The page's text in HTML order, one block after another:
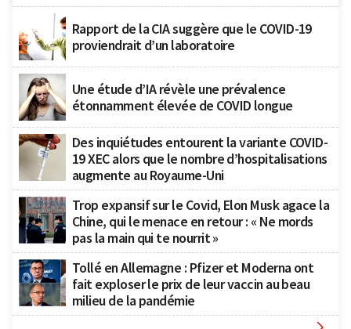
Rapport de la CIA suggère que le COVID-19
proviendrait d’un laboratoire
Une étude d’IA révèle une prévalence
étonnamment élevée de COVID longue
Des inquiétudes entourent la variante COVID-
19 XEC alors que le nombre d’hospitalisations
augmente au Royaume-Uni
Trop expansif sur le Covid, Elon Musk agace la
Chine, qui le menace en retour : « Ne mords
pas la main qui te nourrit »
Tollé en Allemagne : Pfizer et Moderna ont
fait exploser le prix de leur vaccin au beau
milieu de la pandémie